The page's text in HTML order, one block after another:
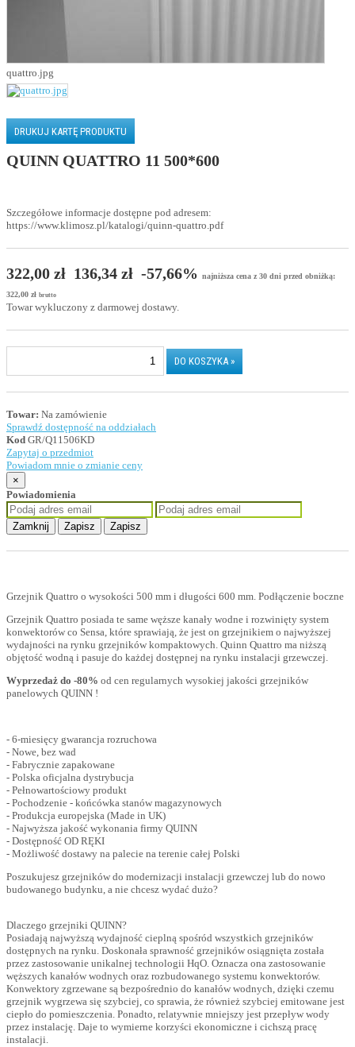
quattro.jpg
DRUKUJ KARTĘ PRODUKTU
QUINN QUATTRO 11 500*600
Szczegółowe informacje dostępne pod adresem:
https://www.klimosz.pl/katalogi/quinn-quattro.pdf
322,00 zł 136,34 zł -57,66% najniższa cena z 30 dni przed obniżką:
322,00 zł brutto
Towar wykluczony z darmowej dostawy.
Towar: Na zamówienie
Sprawdź dostępność na oddziałach
Kod GR/Q11506KD
Zapytaj o przedmiot
Powiadom mnie o zmianie ceny
×
Powiadomienia
Zamknij Zapisz Zapisz
Grzejnik Quattro o wysokości 500 mm i długości 600 mm. Podłączenie boczne
Grzejnik Quattro posiada te same węższe kanały wodne i rozwinięty system
konwektorów co Sensa, które sprawiają, że jest on grzejnikiem o najwyższej
wydajności na rynku grzejników kompaktowych. Quinn Quattro ma niższą
objętość wodną i pasuje do każdej dostępnej na rynku instalacji grzewczej.
Wyprzedaż do -80% od cen regularnych wysokiej jakości grzejników
panelowych QUINN !
- 6-miesięcy gwarancja rozruchowa
- Nowe, bez wad
- Fabrycznie zapakowane
- Polska oficjalna dystrybucja
- Pełnowartościowy produkt
- Pochodzenie - końcówka stanów magazynowych
- Produkcja europejska (Made in UK)
- Najwyższa jakość wykonania firmy QUINN
- Dostępność OD RĘKI
- Możliwość dostawy na palecie na terenie całej Polski
Poszukujesz grzejników do modernizacji instalacji grzewczej lub do nowo
budowanego budynku, a nie chcesz wydać dużo?
Dlaczego grzejniki QUINN?
Posiadają najwyższą wydajność cieplną spośród wszystkich grzejników
dostępnych na rynku. Doskonała sprawność grzejników osiągnięta została
przez zastosowanie unikalnej technologii HqO. Oznacza ona zastosowanie
węższych kanałów wodnych oraz rozbudowanego systemu konwektorów.
Konwektory zgrzewane są bezpośrednio do kanałów wodnych, dzięki czemu
grzejnik wygrzewa się szybciej, co sprawia, że również szybciej emitowane jest
ciepło do pomieszczenia. Ponadto, relatywnie mniejszy jest przepływ wody
przez instalację. Daje to wymierne korzyści ekonomiczne i cichszą pracę
instalacji.